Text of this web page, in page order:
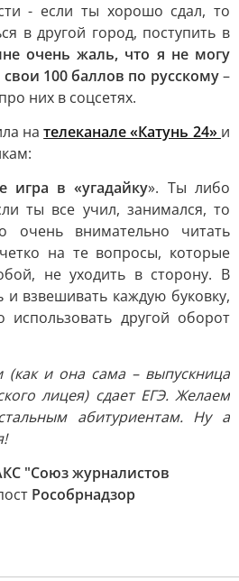
- если ты хорошо сдал, то
в другой город, поступить в
очень жаль, что я не могу
100 баллов по русскому–
них в соцсетях.
нателеканале «Катунь 24» и
игра в «угадайку». Ты либо
ты все учил, занимался, то
очень внимательно читать
на те вопросы, которые
не уходить в сторону. В
взвешивать каждую буковку,
другой оборот
(как и она сама – выпускница
лицея) сдает ЕГЭ. Желаем
абитуриентам. Ну а
"Союз журналистов
Рособрнадзор